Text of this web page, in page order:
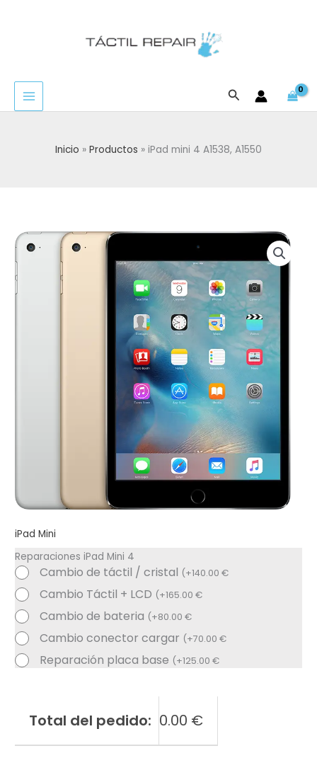
Buscar
Inicio Productos iPad mini 4 A1538, A1550
iPad Mini
Reparaciones iPad Mini 4
Cambio de táctil / cristal (+140.00€
Cambio Táctil + LCD (+165.00€
Cambio de bateria (+80.00€
Cambio conector cargar (+70.00€
Reparación placa base (+125.00€
Total del pedido: 0.00 €